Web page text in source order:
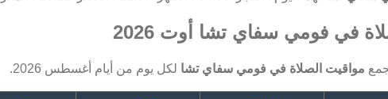
في فومي سفاي تشا أوت 2026
مواقيت الصلاة في فومي سفاي تشا لكل يوم من أيام أغسطس 2026.